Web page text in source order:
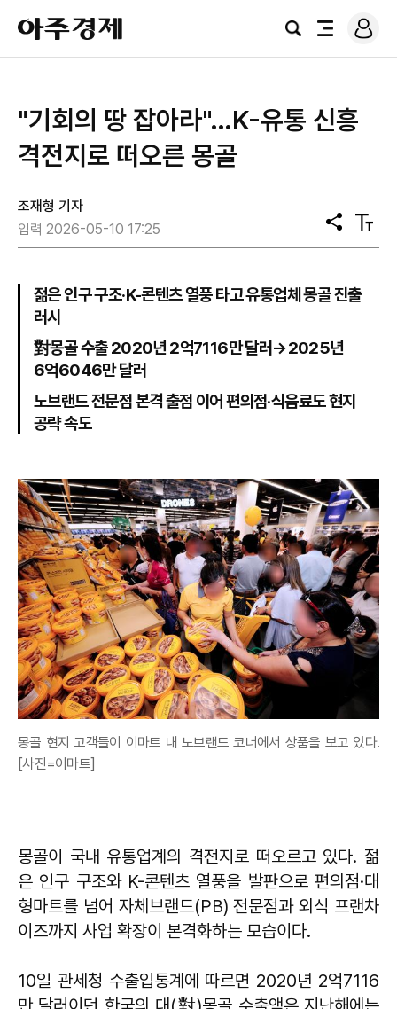
아
주
경
검
전
로
그
"기회의 땅 잡아라"…K-유통 신흥
격전지로 떠오른 몽골
조재형 기자
입력 2026-05-10 17:25
공
유
텍
스
젊은 인구 구조·K-콘텐츠 열풍 타고 유통업체 몽골 진출
러시
對몽골 수출 2020년 2억7116만 달러→2025년
6억6046만 달러
노브랜드 전문점 본격 출점 이어 편의점·식음료도 현지
공략 속도
몽골 현지 고객들이 이마트 내 노브랜드 코너에서 상품을 보고 있다.
[사진=이마트]
몽골이 국내 유통업계의 격전지로 떠오르고 있다. 젊
은 인구 구조와 K-콘텐츠 열풍을 발판으로 편의점·대
형마트를 넘어 자체브랜드(PB) 전문점과 외식 프랜차
이즈까지 사업 확장이 본격화하는 모습이다.
10일 관세청 수출입통계에 따르면 2020년 2억7116